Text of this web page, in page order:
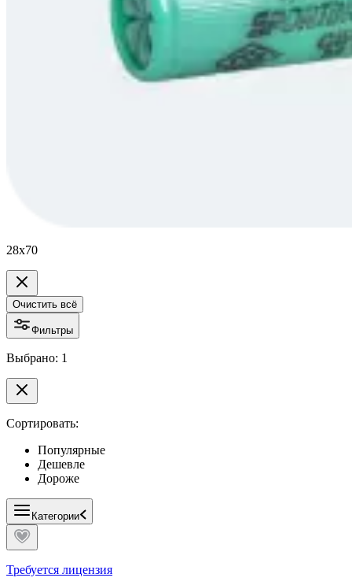
28x70
Очистить всё
Фильтры
Выбрано: 1
Сортировать:
Популярные
Дешевле
Дороже
Категории
Требуется лицензия